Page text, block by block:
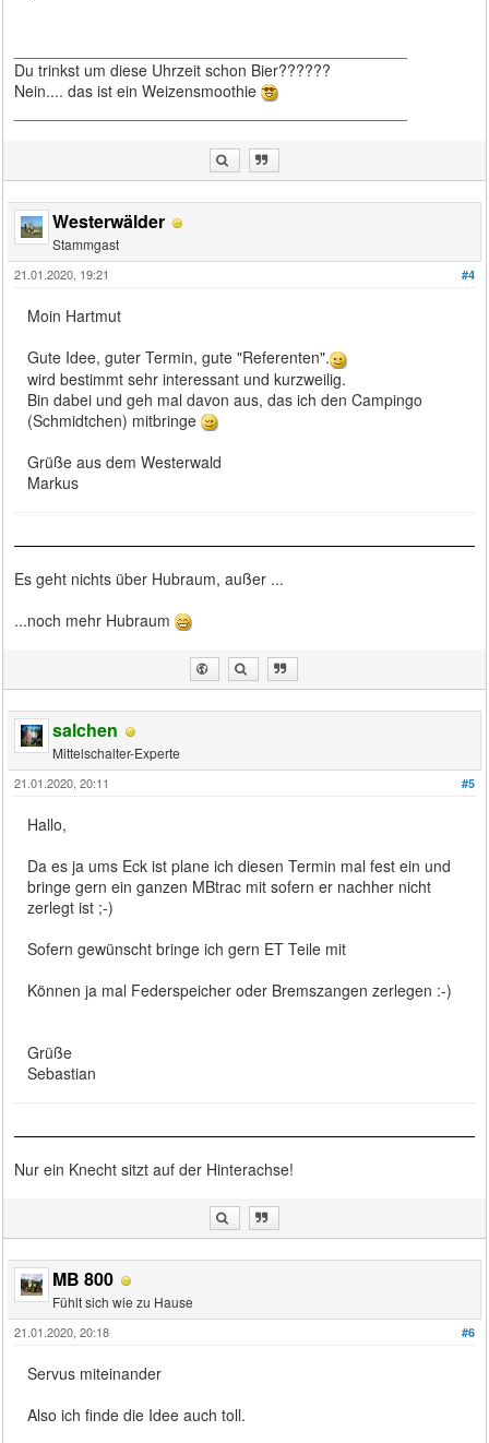
Du trinkst um diese Uhrzeit schon Bier??????
Nein.... das ist ein Weizensmoothie
Westerwälder
Stammgast
#4
21.01.2020, 19:21
Moin Hartmut
Gute Idee, guter Termin, gute "Referenten".
wird bestimmt sehr interessant und kurzweilig.
Bin dabei und geh mal davon aus, das ich den Campingo
(Schmidtchen) mitbringe
Grüße aus dem Westerwald
Markus
Es geht nichts über Hubraum, außer ...
...noch mehr Hubraum
salchen
Mittelschalter-Experte
#5
21.01.2020, 20:11
Hallo,
Da es ja ums Eck ist plane ich diesen Termin mal fest ein und
bringe gern ein ganzen MBtrac mit sofern er nachher nicht
zerlegt ist ;-)
Sofern gewünscht bringe ich gern ET Teile mit
Können ja mal Federspeicher oder Bremszangen zerlegen :-)
Grüße
Sebastian
Nur ein Knecht sitzt auf der Hinterachse!
MB 800
Fühlt sich wie zu Hause
#6
21.01.2020, 20:18
Servus miteinander
Also ich finde die Idee auch toll.